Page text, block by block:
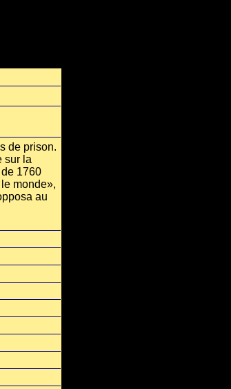
de prison.
sur la
1760
monde»,
au